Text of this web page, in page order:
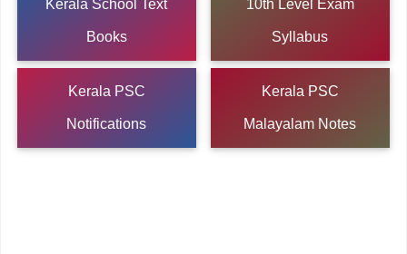
Kerala School Text
Books
10th Level Exam
Syllabus
Kerala PSC
Notifications
Kerala PSC
Malayalam Notes